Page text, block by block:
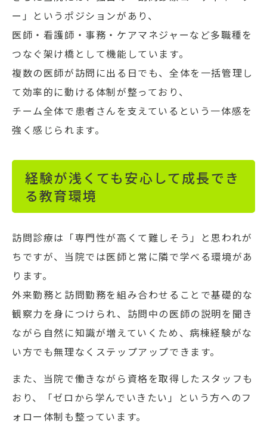
ー」というポジションがあり、
医師・看護師・事務・ケアマネジャーなど多職種を
つなぐ架け橋として機能しています。
複数の医師が訪問に出る日でも、全体を一括管理し
て効率的に動ける体制が整っており、
チーム全体で患者さんを支えているという一体感を
強く感じられます。
経験が浅くても安心して成長でき
る教育環境
訪問診療は「専門性が高くて難しそう」と思われが
ちですが、当院では医師と常に隣で学べる環境があ
ります。
外来勤務と訪問勤務を組み合わせることで基礎的な
観察力を身につけられ、訪問中の医師の説明を聞き
ながら自然に知識が増えていくため、病棟経験がな
い方でも無理なくステップアップできます。
また、当院で働きながら資格を取得したスタッフも
おり、「ゼロから学んでいきたい」という方へのフ
ォロー体制も整っています。